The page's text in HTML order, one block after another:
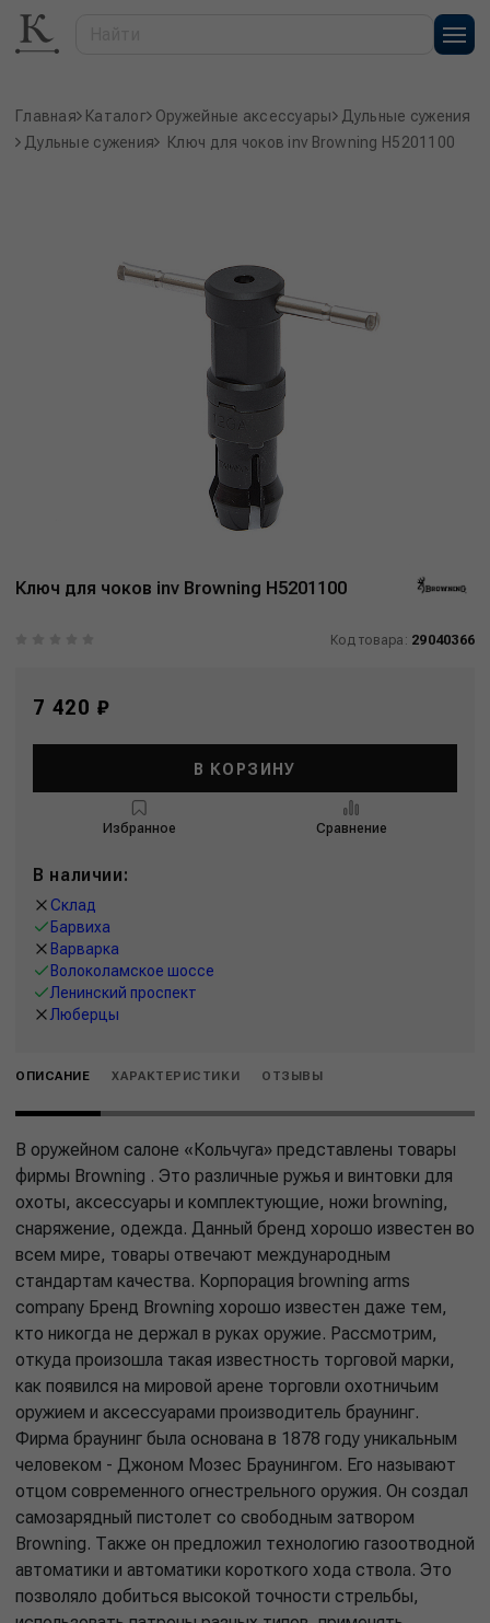
Главная Каталог Оружейные аксессуары
Дульные сужения
Дульные сужения
Ключ для чоков inv Browning H5201100
Ключ для чоков inv Browning H5201100
Код товара: 29040366
7 420 ₽
В КОРЗИНУ
Избранное Сравнение
В наличии:
Склад
Барвиха
Варварка
Волоколамское шоссе
Ленинский проспект
Люберцы
ОПИСАНИЕ ХАРАКТЕРИСТИКИ ОТЗЫВЫ
В оружейном салоне «Кольчуга» представлены товары
фирмы Browning . Это различные ружья и винтовки для
охоты, аксессуары и комплектующие, ножи browning,
снаряжение, одежда. Данный бренд хорошо известен во
всем мире, товары отвечают международным
стандартам качества. Корпорация browning arms
company Бренд Browning хорошо известен даже тем,
кто никогда не держал в руках оружие. Рассмотрим,
откуда произошла такая известность торговой марки,
как появился на мировой арене торговли охотничьим
оружием и аксессуарами производитель браунинг.
Фирма браунинг была основана в 1878 году уникальным
человеком - Джоном Мозес Браунингом. Его называют
отцом современного огнестрельного оружия. Он создал
самозарядный пистолет со свободным затвором
Browning. Также он предложил технологию газоотводной
автоматики и автоматики короткого хода ствола. Это
позволяло добиться высокой точности стрельбы,